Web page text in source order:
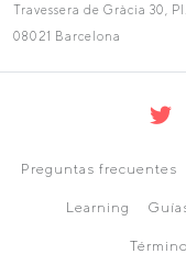
Travessera de Gràcia 30,
08021 Barcelona
Preguntas frecuentes
Learning